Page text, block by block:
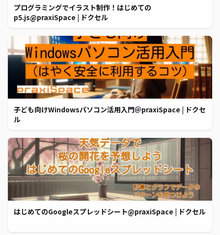
プログラミングでイラスト制作！はじめての
p5.js@praxiSpace | ドクセル
子ども向けWindowsパソコン活用入門＠praxiSpace | ドクセ
ル
はじめてのGoogleスプレッドシート@praxiSpace | ドクセル